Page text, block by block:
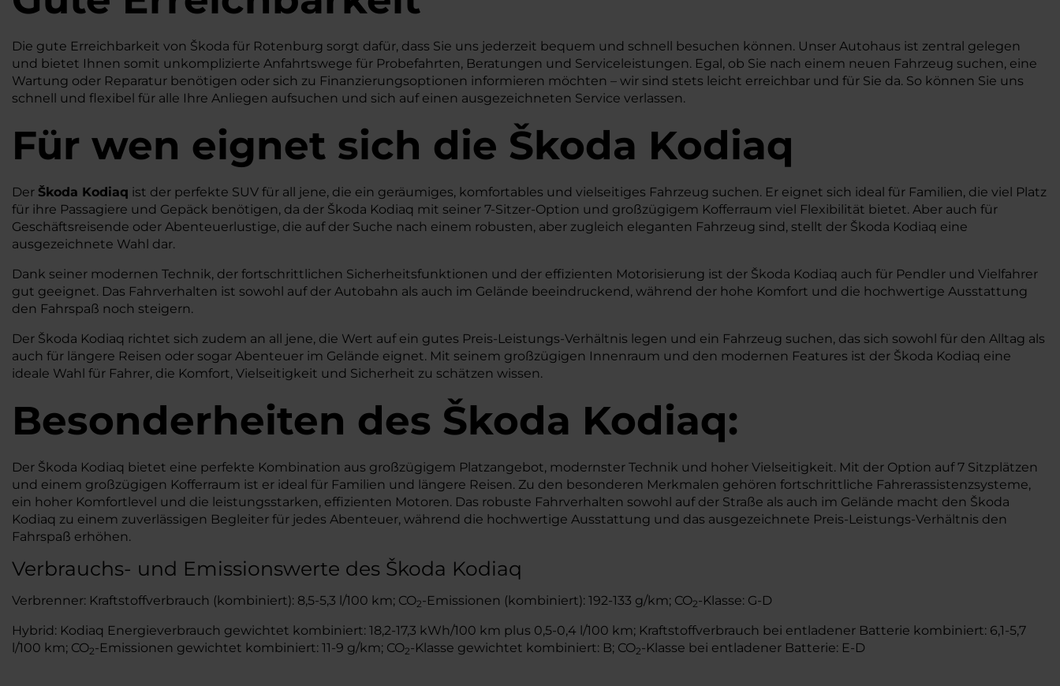
Die gute Erreichbarkeit von Škoda für Rotenburg sorgt dafür, dass Sie uns jederzeit bequem und schnell besuchen können. Unser Autohaus ist zentral gelegen
und bietet Ihnen somit unkomplizierte Anfahrtswege für Probefahrten, Beratungen und Serviceleistungen. Egal, ob Sie nach einem neuen Fahrzeug suchen, eine
Wartung oder Reparatur benötigen oder sich zu Finanzierungsoptionen informieren möchten – wir sind stets leicht erreichbar und für Sie da. So können Sie uns
schnell und flexibel für alle Ihre Anliegen aufsuchen und sich auf einen ausgezeichneten Service verlassen.
Für wen eignet sich die Škoda Kodiaq
Der Škoda Kodiaq ist der perfekte SUV für all jene, die ein geräumiges, komfortables und vielseitiges Fahrzeug suchen. Er eignet sich ideal für Familien, die viel Platz
für ihre Passagiere und Gepäck benötigen, da der Škoda Kodiaq mit seiner 7-Sitzer-Option und großzügigem Kofferraum viel Flexibilität bietet. Aber auch für
Geschäftsreisende oder Abenteuerlustige, die auf der Suche nach einem robusten, aber zugleich eleganten Fahrzeug sind, stellt der Škoda Kodiaq eine
ausgezeichnete Wahl dar.
Dank seiner modernen Technik, der fortschrittlichen Sicherheitsfunktionen und der effizienten Motorisierung ist der Škoda Kodiaq auch für Pendler und Vielfahrer
gut geeignet. Das Fahrverhalten ist sowohl auf der Autobahn als auch im Gelände beeindruckend, während der hohe Komfort und die hochwertige Ausstattung
den Fahrspaß noch steigern.
Der Škoda Kodiaq richtet sich zudem an all jene, die Wert auf ein gutes Preis-Leistungs-Verhältnis legen und ein Fahrzeug suchen, das sich sowohl für den Alltag als
auch für längere Reisen oder sogar Abenteuer im Gelände eignet. Mit seinem großzügigen Innenraum und den modernen Features ist der Škoda Kodiaq eine
ideale Wahl für Fahrer, die Komfort, Vielseitigkeit und Sicherheit zu schätzen wissen.
Besonderheiten des Škoda Kodiaq:
Der Škoda Kodiaq bietet eine perfekte Kombination aus großzügigem Platzangebot, modernster Technik und hoher Vielseitigkeit. Mit der Option auf 7 Sitzplätzen
und einem großzügigen Kofferraum ist er ideal für Familien und längere Reisen. Zu den besonderen Merkmalen gehören fortschrittliche Fahrerassistenzsysteme,
ein hoher Komfortlevel und die leistungsstarken, effizienten Motoren. Das robuste Fahrverhalten sowohl auf der Straße als auch im Gelände macht den Škoda
Kodiaq zu einem zuverlässigen Begleiter für jedes Abenteuer, während die hochwertige Ausstattung und das ausgezeichnete Preis-Leistungs-Verhältnis den
Fahrspaß erhöhen.
Verbrauchs- und Emissionswerte des Škoda Kodiaq
Verbrenner: Kraftstoffverbrauch (kombiniert): 8,5-5,3 l/100 km; CO2-Emissionen (kombiniert): 192-133 g/km; CO2-Klasse: G-D
Hybrid: Kodiaq Energieverbrauch gewichtet kombiniert: 18,2-17,3 kWh/100 km plus 0,5-0,4 l/100 km; Kraftstoffverbrauch bei entladener Batterie kombiniert: 6,1-5,7
l/100 km; CO2-Emissionen gewichtet kombiniert: 11-9 g/km; CO2-Klasse gewichtet kombiniert: B; CO2-Klasse bei entladener Batterie: E-D